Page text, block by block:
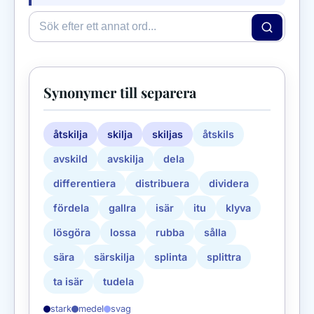
Synonymer till separera
åtskilja skilja skiljas åtskils
avskild avskilja dela
differentiera distribuera dividera
fördela gallra isär itu klyva
lösgöra lossa rubba sålla
sära särskilja splinta splittra
ta isär tudela
stark medel svag